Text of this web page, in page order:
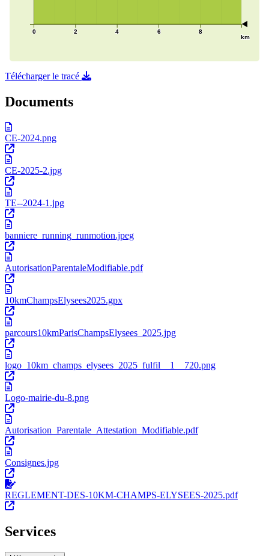
Télécharger le tracé
Documents
CE-2024.png
CE-2025-2.jpg
TE--2024-1.jpg
banniere_running_runmotion.jpeg
AutorisationParentaleModifiable.pdf
10kmChampsElysees2025.gpx
parcours10kmParisChampsElysees_2025.jpg
logo_10km_champs_elysees_2025_fulfil__1__720.png
Logo-mairie-du-8.png
Autorisation_Parentale_Attestation_Modifiable.pdf
Consignes.jpg
REGLEMENT-DES-10KM-CHAMPS-ELYSEES-2025.pdf
Services